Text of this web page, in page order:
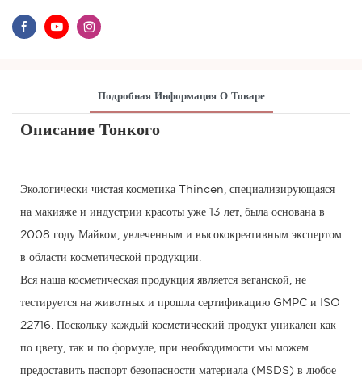
Подробная Информация О Товаре
Описание Тонкого
Экологически чистая косметика Thincen, специализирующаяся
на макияже и индустрии красоты уже 13 лет, была основана в
2008 году Майком, увлеченным и высококреативным экспертом
в области косметической продукции.
Вся наша косметическая продукция является веганской, не
тестируется на животных и прошла сертификацию GMPC и ISO
22716. Поскольку каждый косметический продукт уникален как
по цвету, так и по формуле, при необходимости мы можем
предоставить паспорт безопасности материала (MSDS) в любое